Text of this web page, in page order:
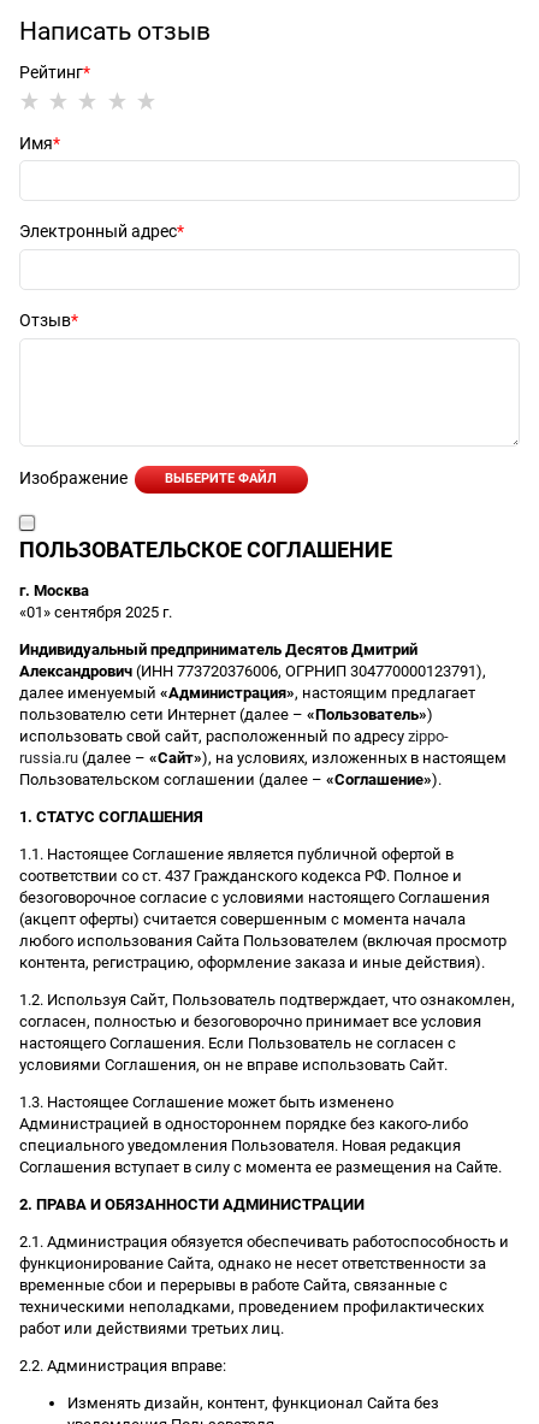
Написать отзыв
Рейтинг
Имя
Электронный адрес
Отзыв
Изображение ВЫБЕРИТЕ ФАЙЛ
ПОЛЬЗОВАТЕЛЬСКОЕ СОГЛАШЕНИЕ
г. Москва
«01» сентября 2025 г.
Индивидуальный предприниматель Десятов Дмитрий
Александрович (ИНН 773720376006, ОГРНИП 304770000123791),
далее именуемый «Администрация», настоящим предлагает
пользователю сети Интернет (далее – «Пользователь»)
использовать свой сайт, расположенный по адресу zippo-
russia.ru (далее – «Сайт»), на условиях, изложенных в настоящем
Пользовательском соглашении (далее – «Соглашение»).
1. СТАТУС СОГЛАШЕНИЯ
1.1. Настоящее Соглашение является публичной офертой в
соответствии со ст. 437 Гражданского кодекса РФ. Полное и
безоговорочное согласие с условиями настоящего Соглашения
(акцепт оферты) считается совершенным с момента начала
любого использования Сайта Пользователем (включая просмотр
контента, регистрацию, оформление заказа и иные действия).
1.2. Используя Сайт, Пользователь подтверждает, что ознакомлен,
согласен, полностью и безоговорочно принимает все условия
настоящего Соглашения. Если Пользователь не согласен с
условиями Соглашения, он не вправе использовать Сайт.
1.3. Настоящее Соглашение может быть изменено
Администрацией в одностороннем порядке без какого-либо
специального уведомления Пользователя. Новая редакция
Соглашения вступает в силу с момента ее размещения на Сайте.
2. ПРАВА И ОБЯЗАННОСТИ АДМИНИСТРАЦИИ
2.1. Администрация обязуется обеспечивать работоспособность и
функционирование Сайта, однако не несет ответственности за
временные сбои и перерывы в работе Сайта, связанные с
техническими неполадками, проведением профилактических
работ или действиями третьих лиц.
2.2. Администрация вправе:
Изменять дизайн, контент, функционал Сайта без